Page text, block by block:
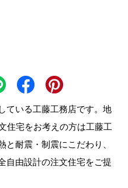
ている工藤工務店です。地
住宅をお考えの方は工藤工
耐震・制震にこだわり、
自由設計の注文住宅をご提